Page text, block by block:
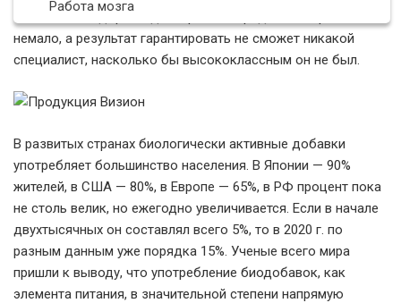
Работа мозга
немало, а результат гарантировать не сможет никакой
специалист, насколько бы высококлассным он не был.
В развитых странах биологически активные добавки
употребляет большинство населения. В Японии — 90%
жителей, в США — 80%, в Европе — 65%, в РФ процент пока
не столь велик, но ежегодно увеличивается. Если в начале
двухтысячных он составлял всего 5%, то в 2020 г. по
разным данным уже порядка 15%. Ученые всего мира
пришли к выводу, что употребление биодобавок, как
элемента питания, в значительной степени напрямую